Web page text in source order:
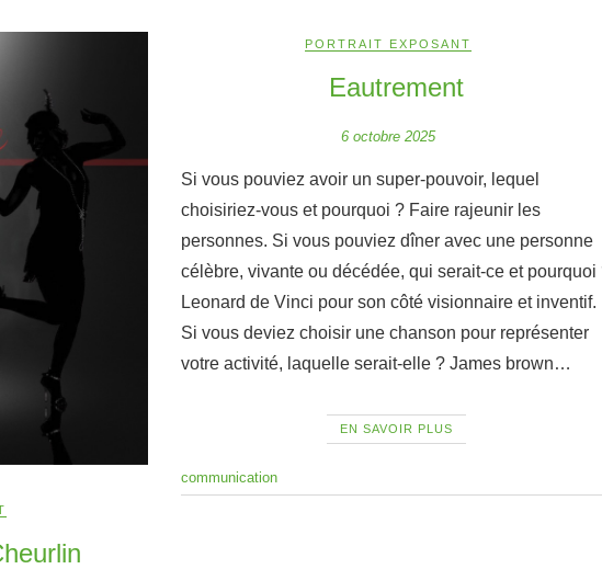
PORTRAIT EXPOSANT
Eautrement
6 octobre 2025
Si vous pouviez avoir un super-pouvoir, lequel
choisiriez-vous et pourquoi ? Faire rajeunir les
personnes. Si vous pouviez dîner avec une personne
célèbre, vivante ou décédée, qui serait-ce et pourquoi
Leonard de Vinci pour son côté visionnaire et inventif.
Si vous deviez choisir une chanson pour représenter
votre activité, laquelle serait-elle ? James brown…
EN SAVOIR PLUS
communication